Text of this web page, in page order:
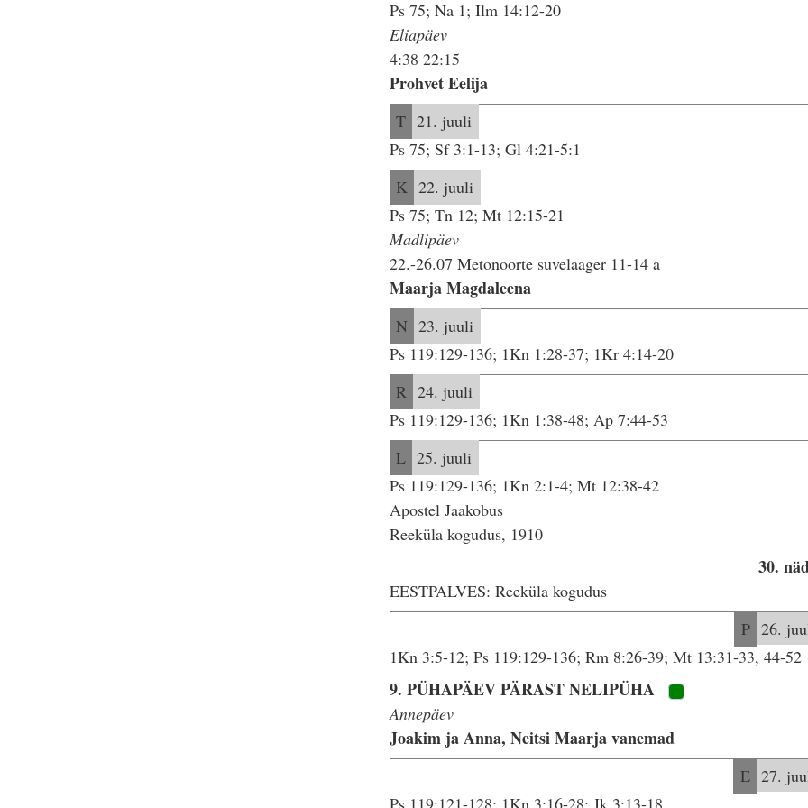
Ps 75; Na 1; Ilm 14:12-20
Eliapäev
4:38 22:15
Prohvet Eelija
T 21. juuli
Ps 75; Sf 3:1-13; Gl 4:21-5:1
K 22. juuli
Ps 75; Tn 12; Mt 12:15-21
Madlipäev
22.-26.07 Metonoorte suvelaager 11-14 a
Maarja Magdaleena
N 23. juuli
Ps 119:129-136; 1Kn 1:28-37; 1Kr 4:14-20
R 24. juuli
Ps 119:129-136; 1Kn 1:38-48; Ap 7:44-53
L 25. juuli
Ps 119:129-136; 1Kn 2:1-4; Mt 12:38-42
Apostel Jaakobus
Reeküla kogudus, 1910
30.
EESTPALVES: Reeküla kogudus
P 26.
1Kn 3:5-12; Ps 119:129-136; Rm 8:26-39; Mt 13:31-33, 44-52
9. PÜHAPÄEV PÄRAST NELIPÜHA
Annepäev
Joakim ja Anna, Neitsi Maarja vanemad
E 27.